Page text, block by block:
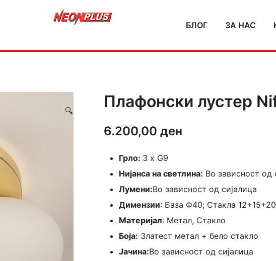
БЛОГ ЗА НАС
🔍 Плафонски лустер
6.200,00 ден
Грло: 3 х G9
Нијанса на светлина: Во зависност од
Лумени:Во зависност од сијалица
Димензии: База Ф40; Стакла
Материјал: Метал, Стакло
Боја: Златест метал + бело стакло
Јачина:Во зависност од сијалица